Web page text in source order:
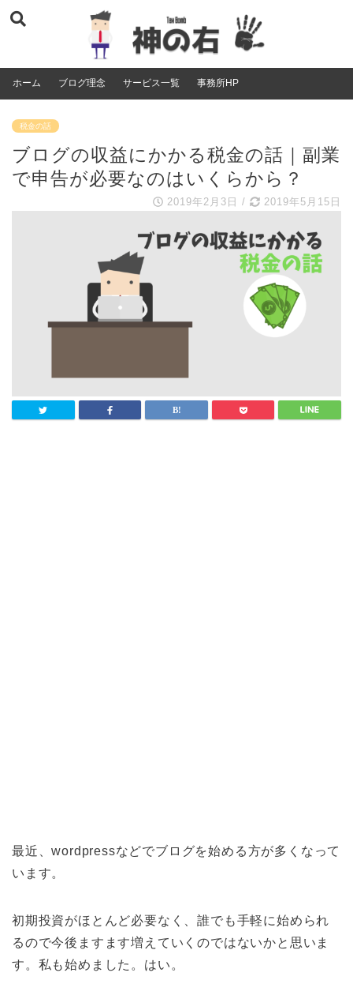
ホーム ブログ理念 サービス一覧 事務所HP
税金の話
ブログの収益にかかる税金の話｜副業
で申告が必要なのはいくらから？
2019年2月3日 / 2019年5月15日
最近、wordpressなどでブログを始める方が多くなって
います。
初期投資がほとんど必要なく、誰でも手軽に始められ
るので今後ますます増えていくのではないかと思いま
す。私も始めました。はい。